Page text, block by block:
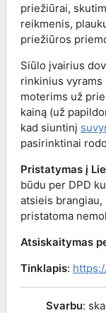
priežiūrai,
reikmenis,
priežiūros
Siūlo įvairius
rinkinius vyrams
moterims už
kainą (už
kad siuntinį
pasirinktinai
Pristatymas į
būdu per DPD
atsieis brangiau,
pristatoma
Atsiskaitymas
Tinklapis:
Svarbu: